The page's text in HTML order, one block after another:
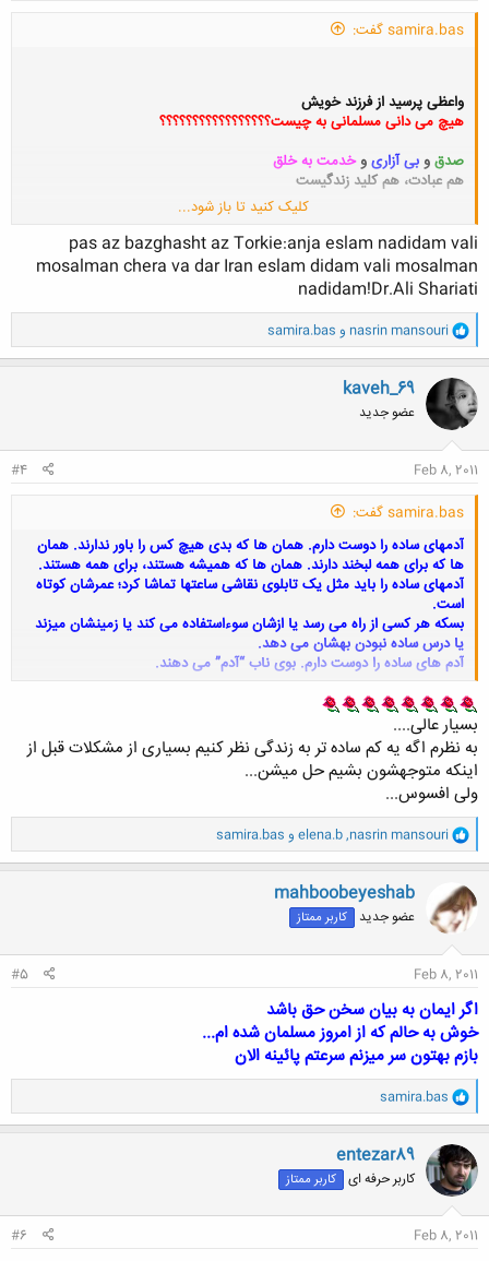
samira.bas گفت:
واعظی پرسید از فرزند خویش
هیچ می دانی مسلمانی به چیست؟؟؟؟؟؟؟؟؟؟؟؟؟؟؟؟؟
صدقوبی آزاریوخدمت به خلق
هم عبادت، هم کلید زندگیست
یک مسلمان هست آن هم ارمنیست
برای من سواله ؟ نظرتون چیه ؟
کلیک کنید تا باز شود...
pas az bazghasht az Torkie:anja eslam nadidam vali
mosalman chera va dar Iran eslam didam vali mosalman
nadidam!Dr.Ali Shariati
و
ا
ک
ن
ش
ه
ا
nasrin mansouri و samira.bas
kaveh_69
عضو جدید
Feb 8, 2011
#4
samira.bas گفت:
آدمهای ساده را دوست دارم. همان ها که بدی هیچ کس را باور ندارند. همان
ها که برای همه لبخند دارند. همان ها که همیشه هستند، برای همه هستند.
آدمهای ساده را باید مثل یک تابلوی نقاشی ساعتها تماشا کرد؛ عمرشان کوتاه
است.
بسکه هر کسی از راه می رسد یا ازشان سوءاستفاده می کند یا زمینشان میزند
یا درس ساده نبودن بهشان می دهد.
آدم های ساده را دوست دارم. بوی ناب “آدم” می دهند.
بسیار عالی....
به نظرم اگه یه کم ساده تر به زندگی نظر کنیم بسیاری از مشکلات قبل از
اینکه متوجهشون بشیم حل میشن...
ولی افسوس...
و
ا
ک
ش
ه
ا
nasrin mansouri
,
elena.b و samira.bas
mahboobeyeshab
عضو جدید کاربر ممتاز
Feb 8, 2011
#5
اگر ايمان به بيان سخن حق باشد
خوش به حالم كه از امروز مسلمان شده ام...
بازم بهتون سر ميزنم سرعتم پائينه الان
و
ا
ک
ن
ش
ه
ا
samira.bas
entezar89
کاربر حرفه ای کاربر ممتاز
Feb 8, 2011
#6